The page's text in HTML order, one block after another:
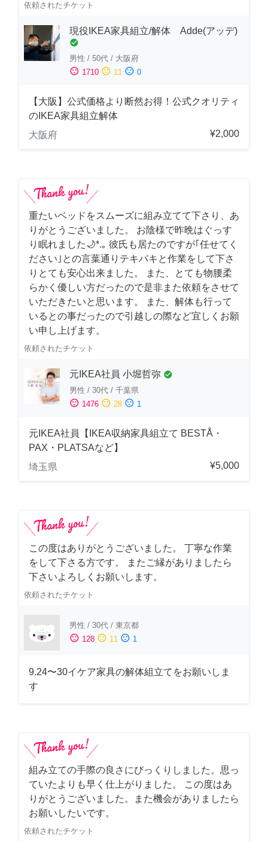
依頼されたチケット
現役IKEA家具組立/解体 Adde(アッデ)
check_circle
男性 / 50代 / 大阪府
sentiment_satisfied 1710 sentiment_neutral 11 sentiment_dissatisfied 0
【大阪】公式価格より断然お得！公式クオリティ
のIKEA家具組立解体
大阪府
¥2,000
重たいベッドをスムーズに組み立てて下さり、あ
りがとうございました。 お陰様で昨晩はぐっす
り眠れました🌙*.｡ 彼氏も居たのですが｢任せてく
ださい｣との言葉通りテキパキと作業をして下さ
りとても安心出来ました。 また、とても物腰柔
らかく優しい方だったので是非また依頼をさせて
いただきたいと思います。 また、解体も行って
いるとの事だったので引越しの際など宜しくお願
い申し上げます。
依頼されたチケット
元IKEA社員 小堀哲弥 check_circle
男性 / 30代 / 千葉県
sentiment_satisfied 1476 sentiment_neutral 28 sentiment_dissatisfied 1
元IKEA社員【IKEA収納家具組立て BESTÅ・
PAX・PLATSAなど】
埼玉県
¥5,000
この度はありがとうございました。 丁寧な作業
をして下さる方です。 またご縁がありましたら
下さいよろしくお願いします。
依頼されたチケット
男性 / 30代 / 東京都
sentiment_satisfied 128 sentiment_neutral 11 sentiment_dissatisfied 1
9.24〜30イケア家具の解体組立てをお願いしま
す
組み立ての手際の良さにびっくりしました。思っ
ていたよりも早く仕上がりました。 この度はあ
りがとうございました。また機会がありましたら
お願いしたいです。
依頼されたチケット